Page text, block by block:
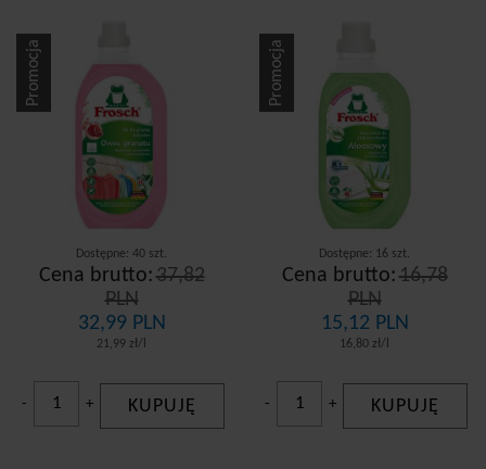
Dostępne: 40 szt.
Cena brutto: 37,82
PLN
32,99 PLN
21,99 zł/l
Promocja
- + KUPUJĘ
Dostępne: 16 szt.
Cena brutto: 16,78
PLN
15,12 PLN
16,80 zł/l
Promocja
- + KUPUJĘ